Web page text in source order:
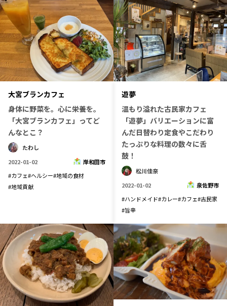
大宮ブランカフェ
身体に野菜を。心に栄養を。
「大宮ブランカフェ」ってど
んなとこ？
たわし
2022-01-02
岸和田市
#カフェ#ヘルシー#地域の食材
#地域貢献
遊夢
温もり溢れた古民家カフェ
「遊夢」バリエーションに富
んだ日替わり定食やこだわり
たっぷりな料理の数々に舌
鼓！
松川佳奈
2022-01-02
泉佐野市
#ハンドメイド#カレー#カフェ#古民家
#旨辛